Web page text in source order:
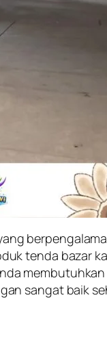
tenda bazar
sangat baik